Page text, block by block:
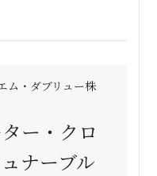
ム・ダブリュー株
ー・クロ
ナーブル